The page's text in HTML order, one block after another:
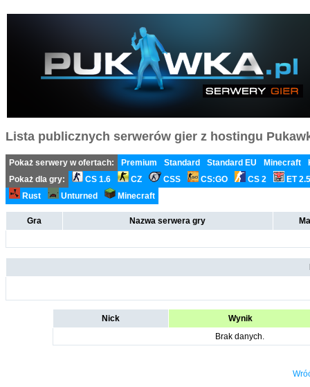
Lista publicznych serwerów gier z hostingu
Pokaż serwery w ofertach: Premium Standard Standard EU Minecraft
Pokaż dla gry:
CS 1.6 CZ CSS CS:GO CS 2
ET
Rust
Unturned Minecraft
Gra Nazwa serwera gry
Nick
Wynik
Brak danych.